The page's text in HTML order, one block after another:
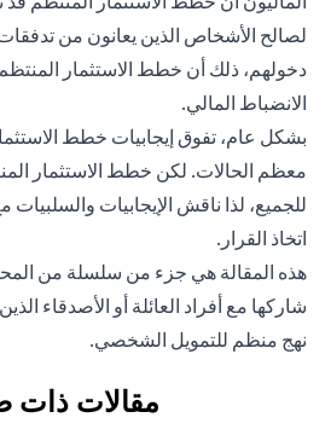
لصالح الأشخاص الذين يعانون من
دخولهم، ذلك أن خطط الاستثمار
الانضباط المالي.
بشكل عام، تفوق إيجابيات خطط
معظم الحالات. لكن خطط الاستثمار
للجميع، لذا ناقش الإيجابيات
اتخاذ القرار.
هذه المقالة هي جزء من سلسلة من
شاركها مع أفراد العائلة أو الأصدقاء
نهج منظم للتمويل الشخصي.
مقالات ذات